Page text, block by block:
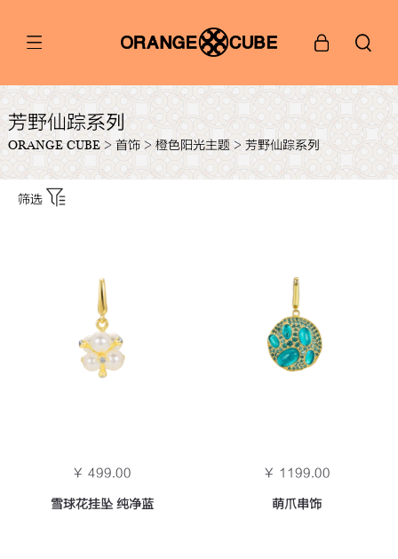
芳野仙踪系列
ORANGE CUBE>首饰> 橙色阳光主题 > 芳野仙踪系列
筛选
￥ 499.00
雪球花挂坠 纯净蓝
￥ 1199.00
萌爪串饰